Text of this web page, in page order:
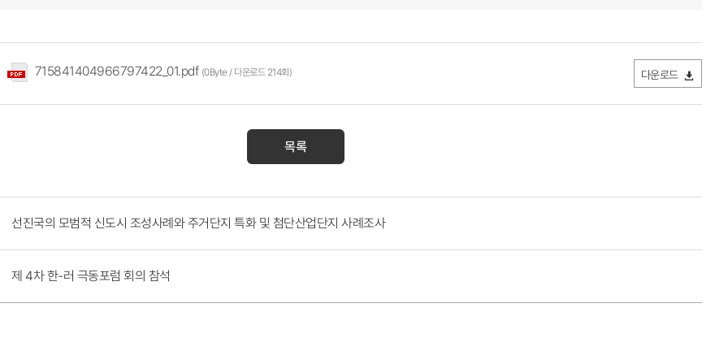
715841404966797422_01.pdf (0Byte / 다운로드 214회) 다운로드
목록
선진국의 모범적 신도시 조성사례와 주거단지 특화 및 첨단산업단지 사례조사
제 4차 한-러 극동포럼 회의 참석